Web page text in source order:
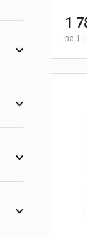
12
6
10
6
1
за 1